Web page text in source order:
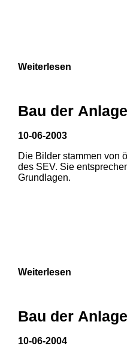
Weiterlesen
Bau der
10-06-2003
Die Bilder stammen von
des SEV. Sie
Grundlagen.
Weiterlesen
Bau der
10-06-2004